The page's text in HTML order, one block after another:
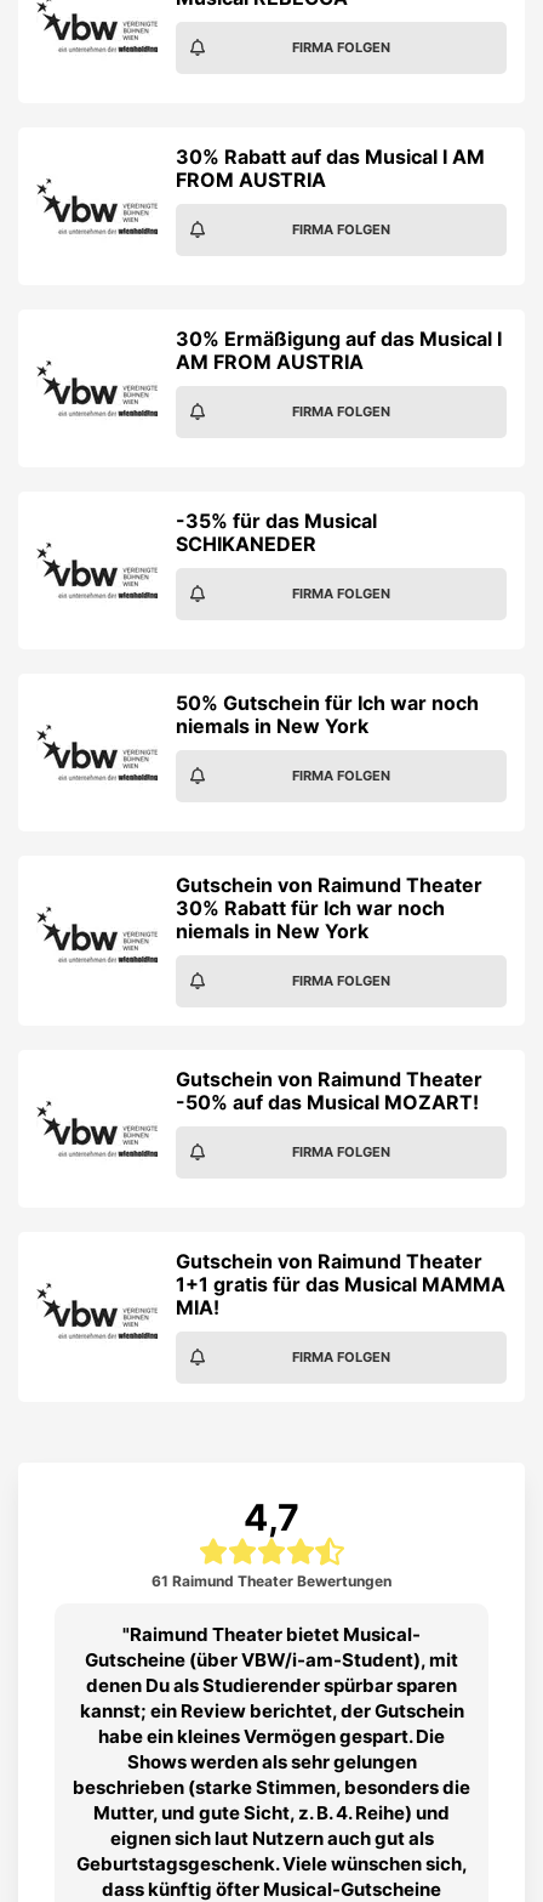
FIRMA FOLGEN
30% Rabatt auf das Musical I AM
FROM AUSTRIA
FIRMA FOLGEN
30% Ermäßigung auf das Musical I
AM FROM AUSTRIA
FIRMA FOLGEN
-35% für das Musical
SCHIKANEDER
FIRMA FOLGEN
50% Gutschein für Ich war noch
niemals in New York
FIRMA FOLGEN
Gutschein von Raimund Theater
30% Rabatt für Ich war noch
niemals in New York
FIRMA FOLGEN
Gutschein von Raimund Theater
-50% auf das Musical MOZART!
FIRMA FOLGEN
Gutschein von Raimund Theater
1+1 gratis für das Musical MAMMA
MIA!
FIRMA FOLGEN
4,7
61 Raimund Theater Bewertungen
Raimund Theater bietet Musical-
Gutscheine (über VBW/i-am-Student), mit
denen Du als Studierender spürbar sparen
kannst; ein Review berichtet, der Gutschein
habe ein kleines Vermögen gespart. Die
Shows werden als sehr gelungen
beschrieben (starke Stimmen, besonders die
Mutter, und gute Sicht, z. B. 4. Reihe) und
eignen sich laut Nutzern auch gut als
Geburtstagsgeschenk. Viele wünschen sich,
dass künftig öfter Musical-Gutscheine